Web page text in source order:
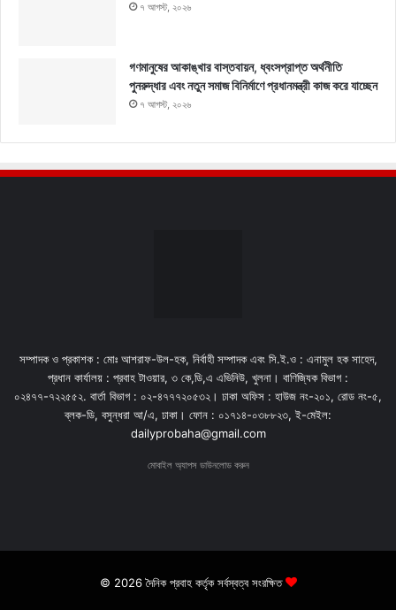
৭ আগস্ট, ২০২৬
গণমানুষের আকাঙ্খার বাস্তবায়ন, ধ্বংসপ্রাপ্ত অর্থনীতি
পুনরুদ্ধার এবং নতুন সমাজ বিনির্মাণে প্রধানমন্ত্রী কাজ করে যাচ্ছেন
৭ আগস্ট, ২০২৬
সম্পাদক ও প্রকাশক : মোঃ আশরাফ-উল-হক, নির্বাহী সম্পাদক এবং সি.ই.ও : এনামুল হক সাহেদ,
প্রধান কার্যালয় : প্রবাহ টাওয়ার, ৩ কে,ডি,এ এভিনিউ, খুলনা। বাণিজ্যিক বিভাগ :
০২৪৭৭-৭২২৫৫২. বার্তা বিভাগ : ০২-৪৭৭৭২০৫৩২। ঢাকা অফিস : হাউজ নং-২০১, রোড নং-৫,
ব্লক-ডি, বসুন্ধরা আ/এ, ঢাকা। ফোন : ০১৭১৪-০৩৮৮২৩, ই-মেইল:
dailyprobaha@gmail.com
মোবাইল অ্যাপস ডাউনলোড করুন
© 2026 দৈনিক প্রবাহ কর্তৃক সর্বস্বত্ব সংরক্ষিত